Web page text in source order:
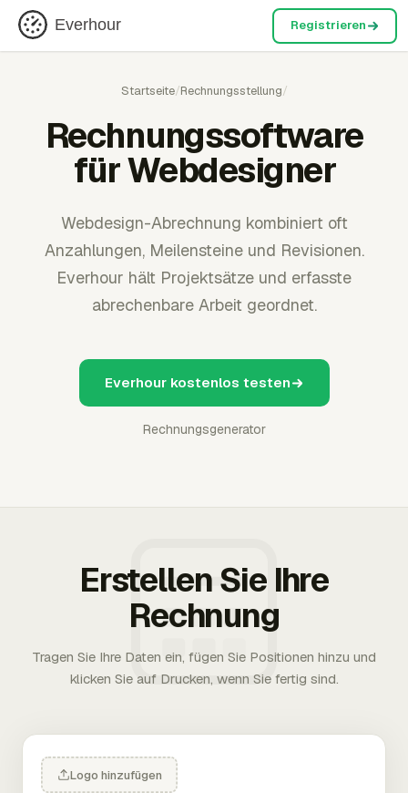
Everhour Registrieren
Startseite/Rechnungsstellung/
Rechnungssoftware
für Webdesigner
Webdesign-Abrechnung kombiniert oft
Anzahlungen, Meilensteine und Revisionen.
Everhour hält Projektsätze und erfasste
abrechenbare Arbeit geordnet.
Everhour kostenlos testen
Rechnungsgenerator
Erstellen Sie Ihre
Rechnung
Tragen Sie Ihre Daten ein, fügen Sie Positionen hinzu und
klicken Sie auf Drucken, wenn Sie fertig sind.
Logo hinzufügen